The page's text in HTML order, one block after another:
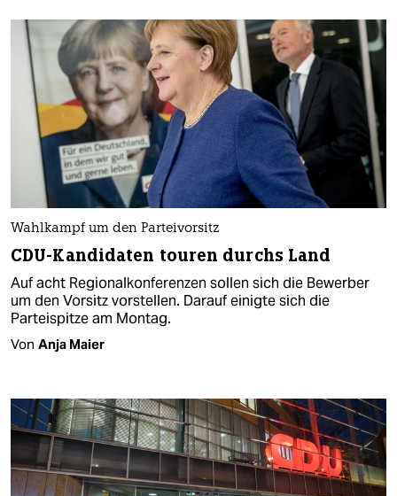
Wahlkampf um den Parteivorsitz
CDU-Kandidaten touren durchs Land
Auf acht Regionalkonferenzen sollen sich die Bewerber
um den Vorsitz vorstellen. Darauf einigte sich die
Parteispitze am Montag.
Von Anja Maier